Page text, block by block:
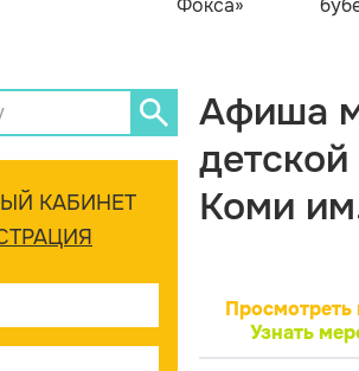
Фокса»
КАБИНЕТ
Афиша
Коми
Просмотреть
Узнать